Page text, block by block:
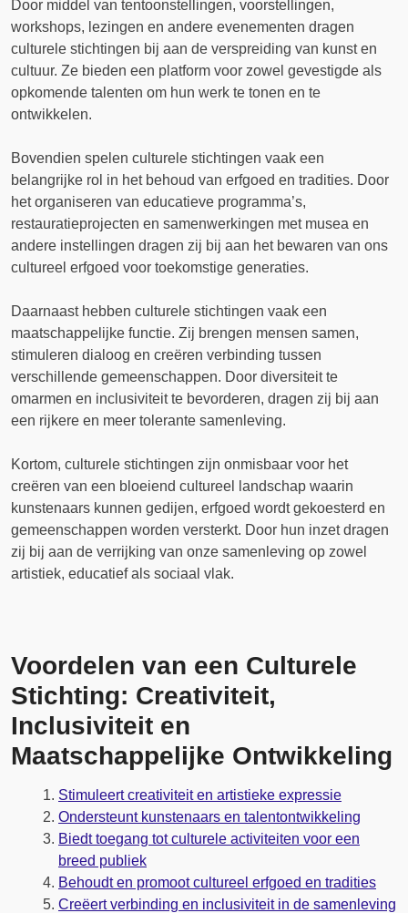
Door middel van tentoonstellingen, voorstellingen,
workshops, lezingen en andere evenementen dragen
culturele stichtingen bij aan de verspreiding van kunst en
cultuur. Ze bieden een platform voor zowel gevestigde als
opkomende talenten om hun werk te tonen en te
ontwikkelen.
Bovendien spelen culturele stichtingen vaak een
belangrijke rol in het behoud van erfgoed en tradities. Door
het organiseren van educatieve programma’s,
restauratieprojecten en samenwerkingen met musea en
andere instellingen dragen zij bij aan het bewaren van ons
cultureel erfgoed voor toekomstige generaties.
Daarnaast hebben culturele stichtingen vaak een
maatschappelijke functie. Zij brengen mensen samen,
stimuleren dialoog en creëren verbinding tussen
verschillende gemeenschappen. Door diversiteit te
omarmen en inclusiviteit te bevorderen, dragen zij bij aan
een rijkere en meer tolerante samenleving.
Kortom, culturele stichtingen zijn onmisbaar voor het
creëren van een bloeiend cultureel landschap waarin
kunstenaars kunnen gedijen, erfgoed wordt gekoesterd en
gemeenschappen worden versterkt. Door hun inzet dragen
zij bij aan de verrijking van onze samenleving op zowel
artistiek, educatief als sociaal vlak.
Voordelen van een Culturele
Stichting: Creativiteit,
Inclusiviteit en
Maatschappelijke Ontwikkeling
Stimuleert creativiteit en artistieke expressie
Ondersteunt kunstenaars en talentontwikkeling
Biedt toegang tot culturele activiteiten voor een
breed publiek
Behoudt en promoot cultureel erfgoed en tradities
Creëert verbinding en inclusiviteit in de samenleving